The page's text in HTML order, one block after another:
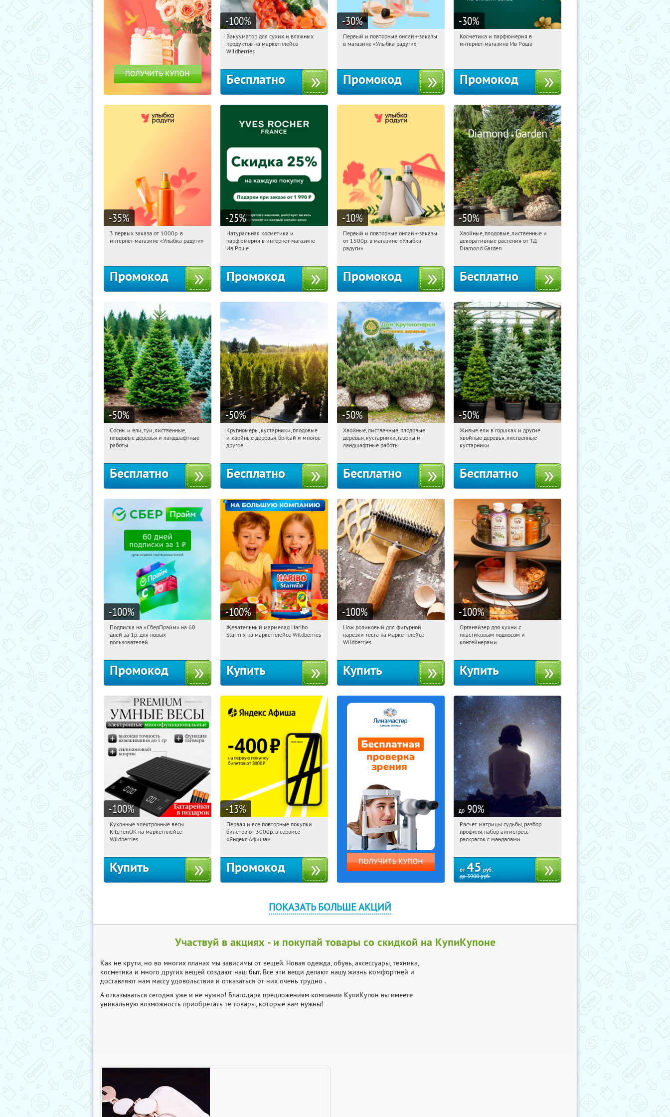
-100%
07:36:22 Получили:191
Россия
Вакууматор для сухих и влажных
продуктов на маркетплейсе
Wildberries
Бесплатно
-30%
07:36:22 Получили:2
Первый и повторные онлайн-заказы
в магазине «Улыбка радуги»
Промокод
-30%
07:36:22 Получили:
Косметика и парфюмерия в
интернет-магазине Ив Роше
Промокод
-35%
07:36:22 Получили:
3 первых заказа от 1000р. в
интернет-магазине «Улыбка радуги»
Промокод
-25%
07:36:22 Получили:
Россия
Натуральная косметика и
парфюмерия в интернет-магазине
Ив Роше
Промокод
-10%
07:36:22 Получили:1
Россия
Первый и повторные онлайн-заказы
от 1500р. в магазине «Улыбка
радуги»
Промокод
-50%
07:36:22 Получили:
Выставочная
Хвойные, плодовые, лиственные и
декоративные растения от ТД
Diamond Garden
Бесплатно
-50%
07:36:22 Получили:
Московская обл., г. Химки,
Сосны и ели, туи, лиственные,
плодовые деревья и ландшафтные
работы
Бесплатно
-50%
07:36:22 Получили:28
Москва, Рябиновая улица, 17
Крупномеры, кустарники, плодовые
и хвойные деревья, бонсай и многое
другое
Бесплатно
-50%
07:36:22 Получили:
Павелецкая
Угрешская
Хвойные, лиственные, плодовые
деревья, кустарники, газоны и
ландшафтные работы
Бесплатно
-50%
07:36:22 Получили:
Московская обл., г. Химки,
Живые ели в горшках и другие
хвойные деревья, лиственные
кустарники
Бесплатно
-100%
07:36:22 Получили:
Россия
Подписка на «СберПрайм» на 60
дней за 1р. для новых
пользователей
Промокод
-100%
07:36:22 Получили:
Жевательный мармелад Haribo
Starmix на маркетплейсе Wildberries
Купить
-100%
07:36:22 Получили:
Россия
Нож роликовый для фигурной
нарезки теста на маркетплейсе
Wildberries
Купить
-100%
07:36:22 Получили:
Россия
Органайзер для кухни с
пластиковым подносом и
контейнерами
Купить
-100%
07:36:22 Получили:
Россия
Кухонные электронные весы
KitchenOK на маркетплейсе
Wildberries
Купить
-13%
07:36:22 Получили:
Россия
Первая и все повторные покупки
билетов от 3000р. в сервисе
«Яндекс Афиша»
Промокод
до 90%
07:36:22 Купили:
Россия
Расчет матрицы судьбы, разбор
профиля, набор антистресс-
раскрасок с мандалами
от 45 руб.
до3900руб.
ПОКАЗАТЬ БОЛЬШЕ АКЦИЙ
Участвуй в акциях - и покупай товары со скидкой на КупиКупонe
Как не крути, но во многих планах мы зависимы от вещей. Новая одежда, обувь, аксессуары, техника,
косметика и много других вещей создают наш быт. Все эти вещи делают нашу жизнь комфортней и
доставляют нам массу удовольствия и отказаться от них очень трудно .
А отказываться сегодня уже и не нужно! Благодаря предложениям компании КупиКупон вы имеете
уникальную возможность приобретать те товары, которые вам нужны!